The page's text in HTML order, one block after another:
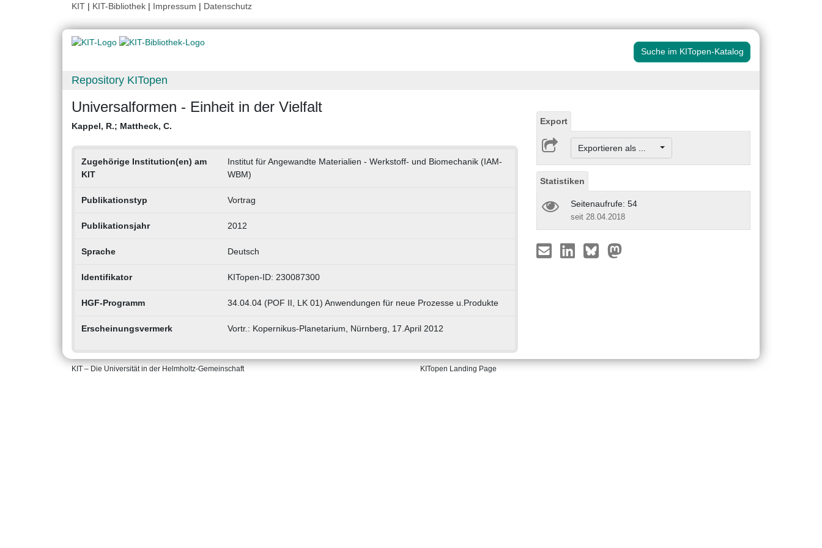
KIT | KIT-Bibliothek | Impressum | Datenschutz
Suche im KITopen-Katalog
Repository KITopen
Universalformen - Einheit in der Vielfalt
Kappel, R.; Mattheck, C.
Zugehörige Institution(en) am
KIT
Institut für Angewandte Materialien - Werkstoff- und Biomechanik (IAM-
WBM)
Publikationstyp Vortrag
Publikationsjahr 2012
Sprache Deutsch
Identifikator KITopen-ID: 230087300
HGF-Programm 34.04.04 (POF II, LK 01) Anwendungen für neue Prozesse u.Produkte
Erscheinungsvermerk Vortr.: Kopernikus-Planetarium, Nürnberg, 17.April 2012
Export
Exportieren als ...
Statistiken
Seitenaufrufe: 54
seit 28.04.2018
KIT – Die Universität in der Helmholtz-Gemeinschaft KITopen Landing Page